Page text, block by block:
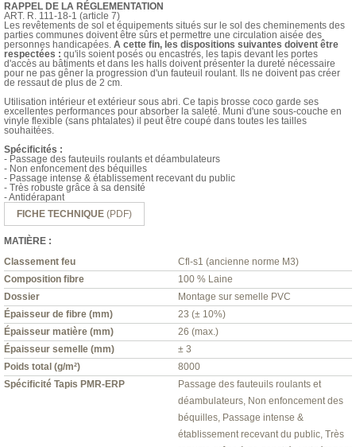
RAPPEL DE LA RÉGLEMENTATION
ART. R. 111-18-1 (article 7)
Les revêtements de sol et équipements situés sur le sol des cheminements des
parties communes doivent être sûrs et permettre une circulation aisée des
personnes handicapées. A cette fin, les dispositions suivantes doivent être
respectées : qu'ils soient posés ou encastrés, les tapis devant les portes
d'accès au bâtiments et dans les halls doivent présenter la dureté nécessaire
pour ne pas gêner la progression d'un fauteuil roulant. Ils ne doivent pas créer
de ressaut de plus de 2 cm.
Utilisation intérieur et extérieur sous abri. Ce tapis brosse coco garde ses
excellentes performances pour absorber la saleté. Muni d'une sous-couche en
vinyle flexible (sans phtalates) il peut être coupé dans toutes les tailles
souhaitées.
Spécificités :
- Passage des fauteuils roulants et déambulateurs
- Non enfoncement des béquilles
- Passage intense & établissement recevant du public
- Très robuste grâce à sa densité
- Antidérapant
FICHE TECHNIQUE (PDF)
MATIÈRE :
Classement feu
Cfl-s1 (ancienne norme M3)
Composition fibre
100 % Laine
Dossier
Montage sur semelle PVC
Épaisseur de fibre (mm)
23 (± 10%)
Épaisseur matière (mm)
26 (max.)
Épaisseur semelle (mm)
± 3
Poids total (g/m²)
8000
Spécificité Tapis PMR-ERP
Passage des fauteuils roulants et
déambulateurs, Non enfoncement des
béquilles, Passage intense &
établissement recevant du public, Très